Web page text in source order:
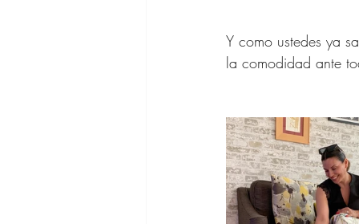
Y como ustedes ya
la comodidad ante